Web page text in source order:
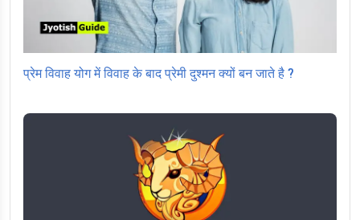
प्रेम विवाह योग में विवाह के बाद प्रेमी दुश्मन क्यों बन जाते है ?